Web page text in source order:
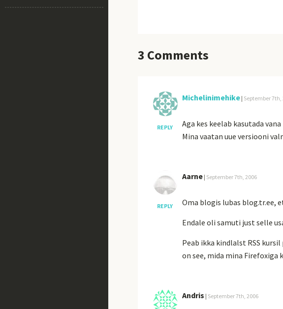
3 Comments
REPLY
Michelinimehike | September 7th,
Aga kes keelab kasutada
Mina vaatan uue versiooni
REPLY
Aarne | September 7th, 2006
Oma blogis lubas blog.tr.ee,
Endale oli samuti just selle
Peab ikka kindlalst RSS
on see, mida mina Firefoxiga
Andris | September 7th, 2006